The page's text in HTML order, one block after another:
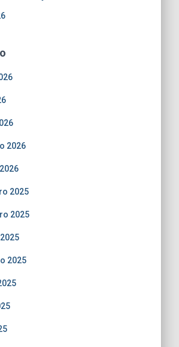
2026
2025
2025
2025